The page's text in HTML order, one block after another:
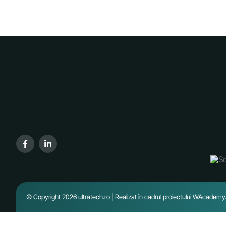
© Copyright 2026 ultratech.ro | Realizat în cadrul proiectului